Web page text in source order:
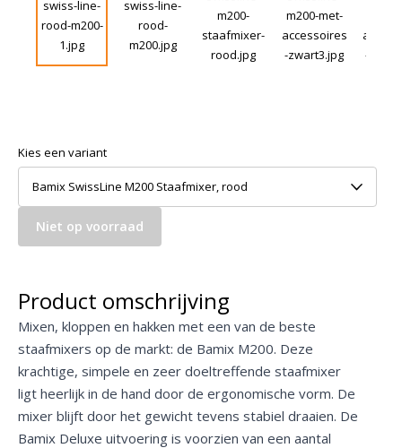
Kies een variant
Bamix SwissLine M200 Staafmixer, rood
Niet op voorraad
Product omschrijving
Mixen, kloppen en hakken met een van de beste
staafmixers op de markt: de Bamix M200. Deze
krachtige, simpele en zeer doeltreffende staafmixer
ligt heerlijk in de hand door de ergonomische vorm. De
mixer blijft door het gewicht tevens stabiel draaien. De
Bamix Deluxe uitvoering is voorzien van een aantal